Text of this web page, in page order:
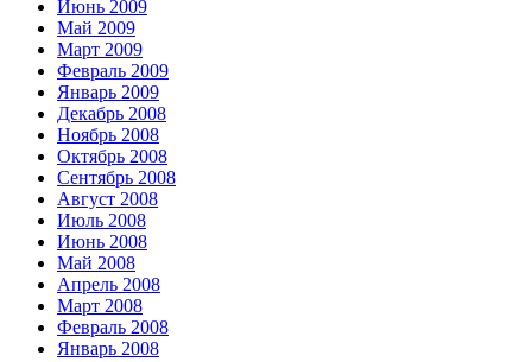
Июнь 2009
Май 2009
Март 2009
Февраль 2009
Январь 2009
Декабрь 2008
Ноябрь 2008
Октябрь 2008
Сентябрь 2008
Август 2008
Июль 2008
Июнь 2008
Май 2008
Апрель 2008
Март 2008
Февраль 2008
Январь 2008